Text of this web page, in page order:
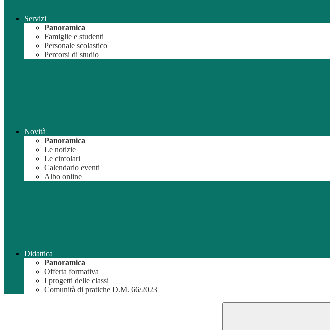
Servizi
Panoramica
Famiglie e studenti
Personale scolastico
Percorsi di studio
Novità
Panoramica
Le notizie
Le circolari
Calendario eventi
Albo online
Didattica
Panoramica
Offerta formativa
I progetti delle classi
Comunità di pratiche D.M. 66/2023